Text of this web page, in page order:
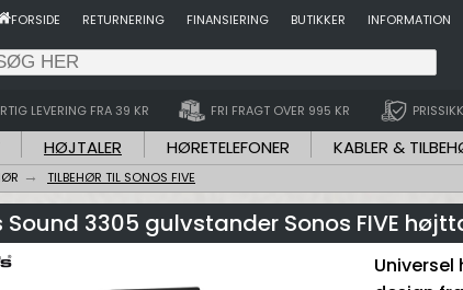
FORSIDE RETURNERING FINANSIERING BUTIKKER INFORMATION
LEVERING FRA 39 KR FRI FRAGT OVER 995 KR
HØJTALER HØRETELEFONER KABLER &
TILBEHØR TIL SONOS FIVE
Sound 3305 gulvstander Sonos FIVE